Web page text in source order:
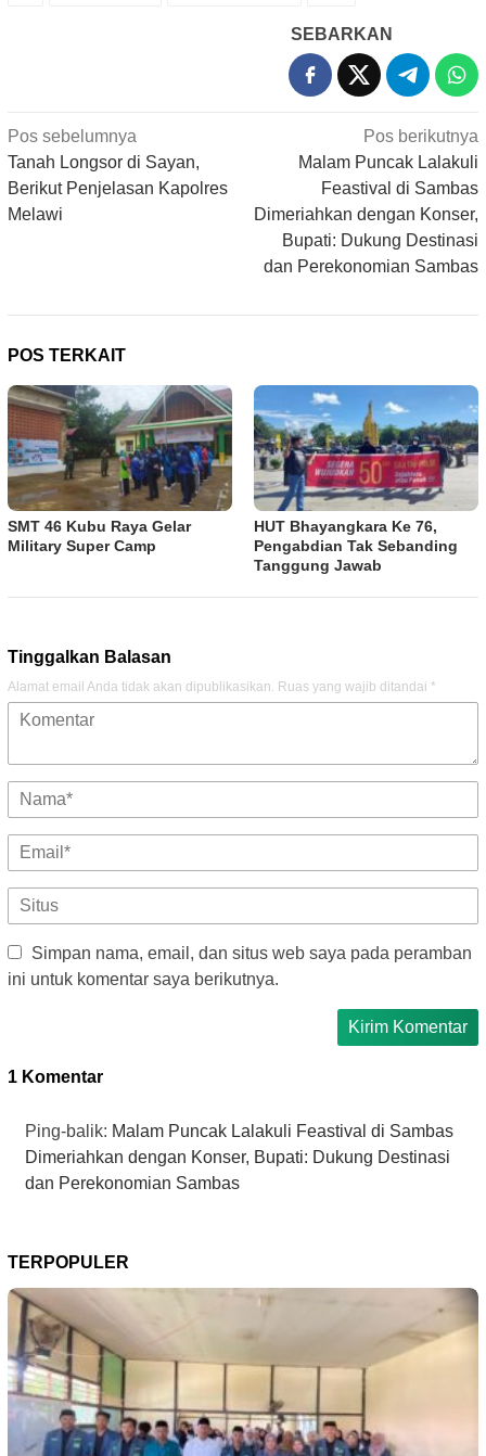
SEBARKAN
Navigasi
pos
Pos sebelumnya
Tanah Longsor di Sayan,
Berikut Penjelasan Kapolres
Melawi
Pos berikutnya
Malam Puncak Lalakuli
Feastival di Sambas
Dimeriahkan dengan Konser,
Bupati: Dukung Destinasi
dan Perekonomian Sambas
POS TERKAIT
SMT 46 Kubu Raya Gelar
Military Super Camp
HUT Bhayangkara Ke 76,
Pengabdian Tak Sebanding
Tanggung Jawab
Tinggalkan Balasan
Alamat email Anda tidak akan dipublikasikan. Ruas yang wajib ditandai *
Simpan nama, email, dan situs web saya pada peramban
ini untuk komentar saya berikutnya.
1 Komentar
Ping-balik: Malam Puncak Lalakuli Feastival di Sambas
Dimeriahkan dengan Konser, Bupati: Dukung Destinasi
dan Perekonomian Sambas
TERPOPULER